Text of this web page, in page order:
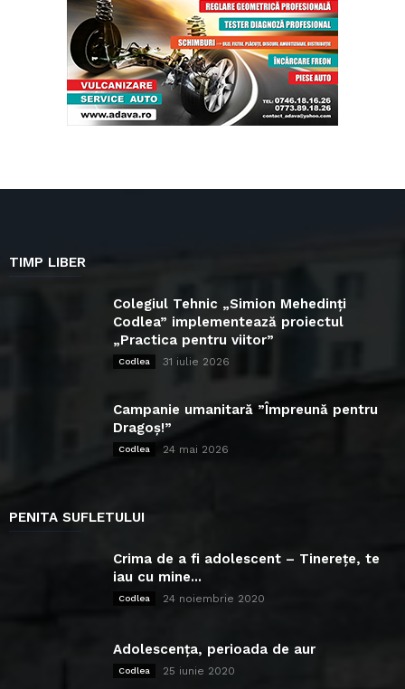
TIMP LIBER
Colegiul Tehnic „Simion Mehedinți
Codlea” implementează proiectul
„Practica pentru viitor”
Codlea 31 iulie 2026
Campanie umanitară ”Împreună pentru
Dragoș!”
Codlea 24 mai 2026
PENITA SUFLETULUI
Crima de a fi adolescent – Tinerețe, te
iau cu mine...
Codlea 24 noiembrie 2020
Adolescența, perioada de aur
Codlea 25 iunie 2020